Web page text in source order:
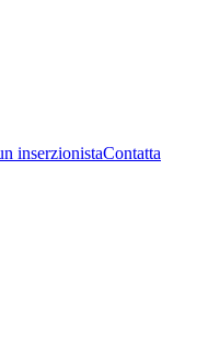
inserzionistaContatta